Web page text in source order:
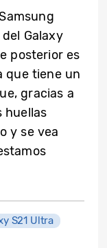
Galaxy
posterior es
que tiene un
gracias a
huellas
y se vea
S21 Ultra